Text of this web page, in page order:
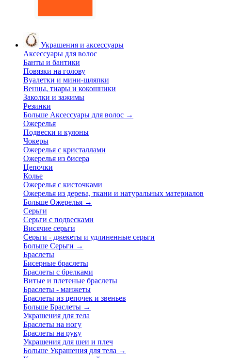
Украшения и аксессуары
Аксессуары для волос
Банты и бантики
Повязки на голову
Вуалетки и мини-шляпки
Венцы, тиары и кокошники
Заколки и зажимы
Резинки
Больше Аксессуары для волос →
Ожерелья
Подвески и кулоны
Чокеры
Ожерелья с кристаллами
Ожерелья из бисера
Цепочки
Колье
Ожерелья с кисточками
Ожерелья из дерева, ткани и натуральных материалов
Больше Ожерелья →
Серьги
Серьги с подвесками
Висячие серьги
Серьги - джекеты и удлиненные серьги
Больше Серьги →
Браслеты
Бисерные браслеты
Браслеты с брелками
Витые и плетеные браслеты
Браслеты - манжеты
Браслеты из цепочек и звеньев
Больше Браслеты →
Украшения для тела
Браслеты на ногу
Браслеты на руку
Украшения для шеи и плеч
Больше Украшения для тела →